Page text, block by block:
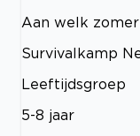
Aan welk
Survivalkamp
Leeftijdsgroep
5-8 jaar